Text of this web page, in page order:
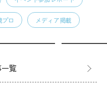
プロ メディア掲載
覧